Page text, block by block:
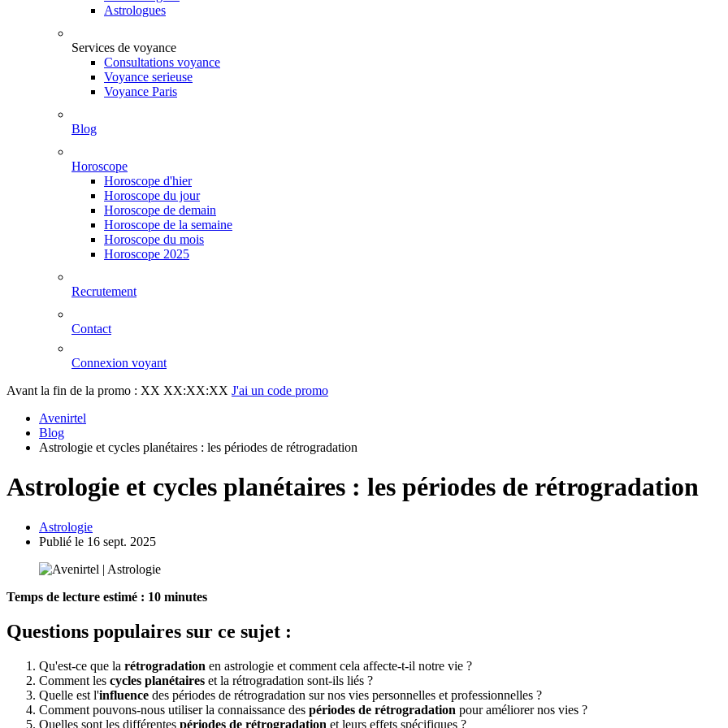
Astrologues
Services de voyance
Consultations voyance
Voyance serieuse
Voyance Paris
Blog
Horoscope
Horoscope d'hier
Horoscope du jour
Horoscope de demain
Horoscope de la semaine
Horoscope du mois
Horoscope 2025
Recrutement
Contact
Connexion voyant
Avant la fin de la promo : XX XX:XX:XX J'ai un code promo
Avenirtel
Blog
Astrologie et cycles planétaires : les périodes de rétrogradation
Astrologie et cycles planétaires : les périodes de rétrogradation
Astrologie
Publié le 16 sept. 2025
Temps de lecture estimé : 10 minutes
Questions populaires sur ce sujet :
Qu'est-ce que la rétrogradation en astrologie et comment cela affecte-t-il notre vie ?
Comment les cycles planétaires et la rétrogradation sont-ils liés ?
Quelle est l'influence des périodes de rétrogradation sur nos vies personnelles et professionnelles ?
Comment pouvons-nous utiliser la connaissance des périodes de rétrogradation pour améliorer nos vies ?
Quelles sont les différentes périodes de rétrogradation et leurs effets spécifiques ?